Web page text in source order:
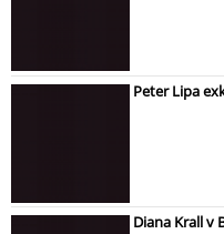
Peter Lipa
Diana Krall v